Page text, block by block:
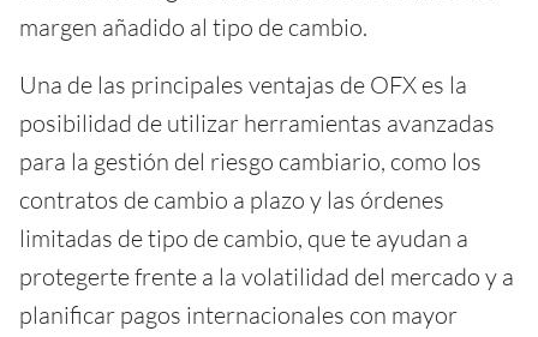
margen añadido al tipo de cambio.
Una de las principales ventajas de OFX es la
posibilidad de utilizar herramientas avanzadas
para la gestión del riesgo cambiario, como los
contratos de cambio a plazo y las órdenes
limitadas de tipo de cambio, que te ayudan a
protegerte frente a la volatilidad del mercado y a
planificar pagos internacionales con mayor